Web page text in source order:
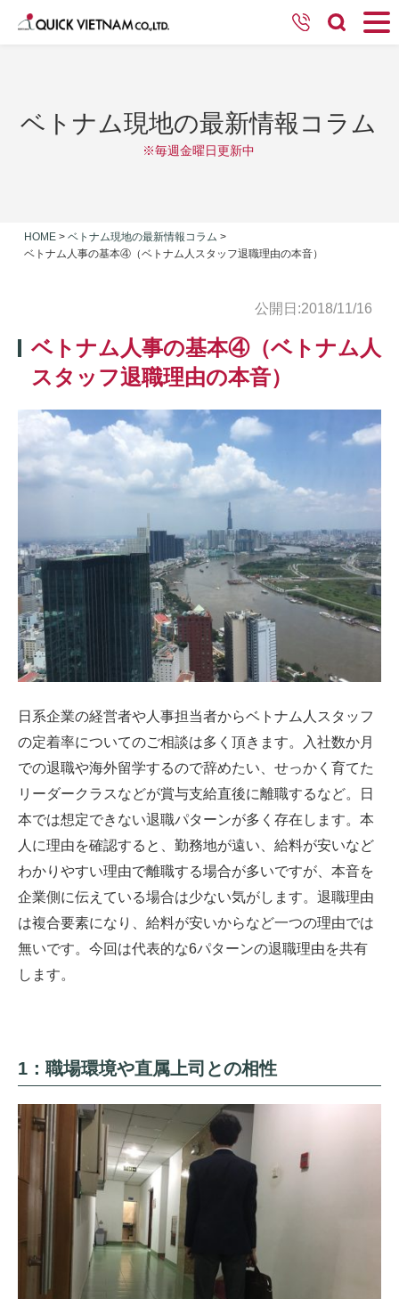
ベトナム現地の最新情報コラム
※毎週金曜日更新中
HOME > ベトナム現地の最新情報コラム >
ベトナム人事の基本④（ベトナム人スタッフ退職理由の本音）
公開日:2018/11/16
ベトナム人事の基本④（ベトナム人
スタッフ退職理由の本音）
日系企業の経営者や人事担当者からベトナム人スタッフ
の定着率についてのご相談は多く頂きます。入社数か月
での退職や海外留学するので辞めたい、せっかく育てた
リーダークラスなどが賞与支給直後に離職するなど。日
本では想定できない退職パターンが多く存在します。本
人に理由を確認すると、勤務地が遠い、給料が安いなど
わかりやすい理由で離職する場合が多いですが、本音を
企業側に伝えている場合は少ない気がします。退職理由
は複合要素になり、給料が安いからなど一つの理由では
無いです。今回は代表的な6パターンの退職理由を共有
します。
1：職場環境や直属上司との相性